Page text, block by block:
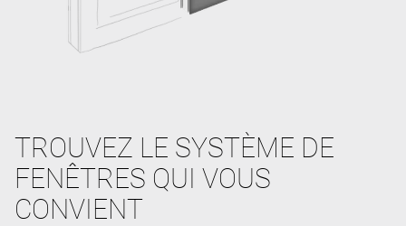
TROUVEZ LE SYSTÈME DE
FENÊTRES QUI VOUS
CONVIENT